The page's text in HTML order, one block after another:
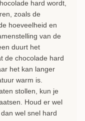
hard wordt,
zoals de
hoeveelheid en
van de
duurt het
de chocolade hard
het kan langer
warm is.
stollen, kun je
Houd er wel
wel snel hard